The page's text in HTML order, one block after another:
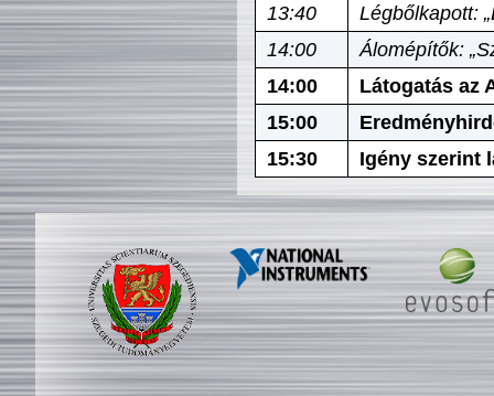
13:40
Légbőlkapott:
14:00
Álomépítők:
14:00
Látogatás az
15:00
15:30
Igény szerint